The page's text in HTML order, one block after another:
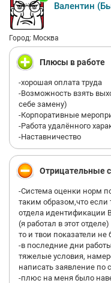
Валентин
Город: Москва
Плюсы в работе
-хорошая оплата труда
-Возможность взять
себе замену)
-Корпоративные
-Работа удалённого
-Наставничество
Отрицательные
-Система оценки норм
таким образом,что
отдела идентификации
(я работал в этот отделе)
то и твои показатели не
-в последние дни
тяжелые условия,
написать заявление по
-плюс на меня было